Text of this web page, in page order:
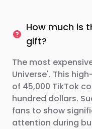
How much is
gift?
The most
Universe'. This
of 45,000 TikTok
hundred dollars.
fans to show
attention during